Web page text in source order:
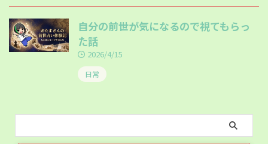
自分の前世が気になるので視てもらっ
た話
2026/4/15
日常